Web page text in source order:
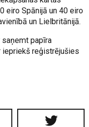
eiro Spānijā un 40 eiro
un Lielbritānijā.
saņemt papīra
iepriekš reģistrējušies